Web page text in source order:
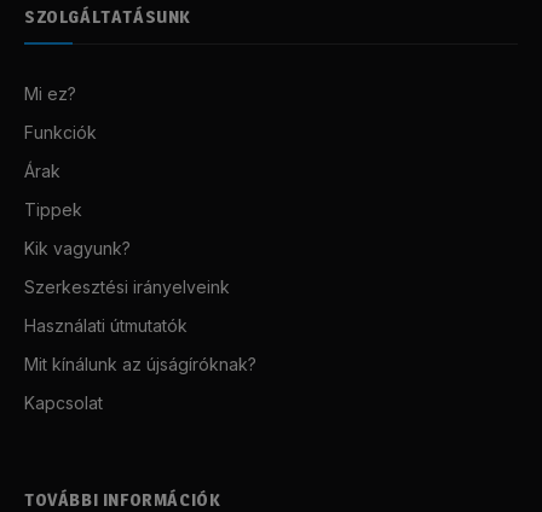
SZOLGÁLTATÁSUNK
Mi ez?
Funkciók
Árak
Tippek
Kik vagyunk?
Szerkesztési irányelveink
Használati útmutatók
Mit kínálunk az újságíróknak?
Kapcsolat
TOVÁBBI INFORMÁCIÓK